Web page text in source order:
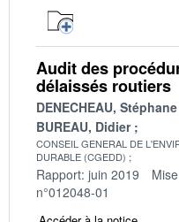
Audit des
délaissés routiers
DENECHEAU, Stéphane
BUREAU, Didier
CONSEIL GENERAL DE
DURABLE (CGEDD)
Rapport: juin 2019
n°012048-01